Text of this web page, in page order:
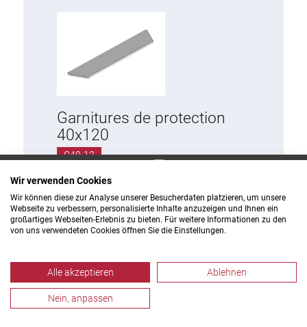
Garnitures de protection
40x120
C40-12
PROFILÉ DE DEPOSER
Base 30
Wir verwenden Cookies
Wir können diese zur Analyse unserer Besucherdaten platzieren, um unsere
Webseite zu verbessern, personalisierte Inhalte anzuzeigen und Ihnen ein
großartiges Webseiten-Erlebnis zu bieten. Für weitere Informationen zu den
von uns verwendeten Cookies öffnen Sie die Einstellungen.
Alle akzeptieren Ablehnen
Nein, anpassen